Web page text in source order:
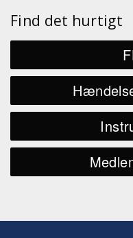
Find det hurtigt